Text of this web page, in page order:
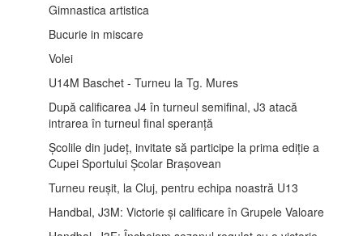
Gimnastica artistica
Bucurie in miscare
Volei
U14M Baschet - Turneu la Tg. Mures
După calificarea J4 în turneul semifinal, J3 atacă
intrarea în turneul final speranță
Școlile din județ, invitate să participe la prima ediție a
Cupei Sportului Școlar Brașovean
Turneu reușit, la Cluj, pentru echipa noastră U13
Handbal, J3M: Victorie și calificare în Grupele Valoare